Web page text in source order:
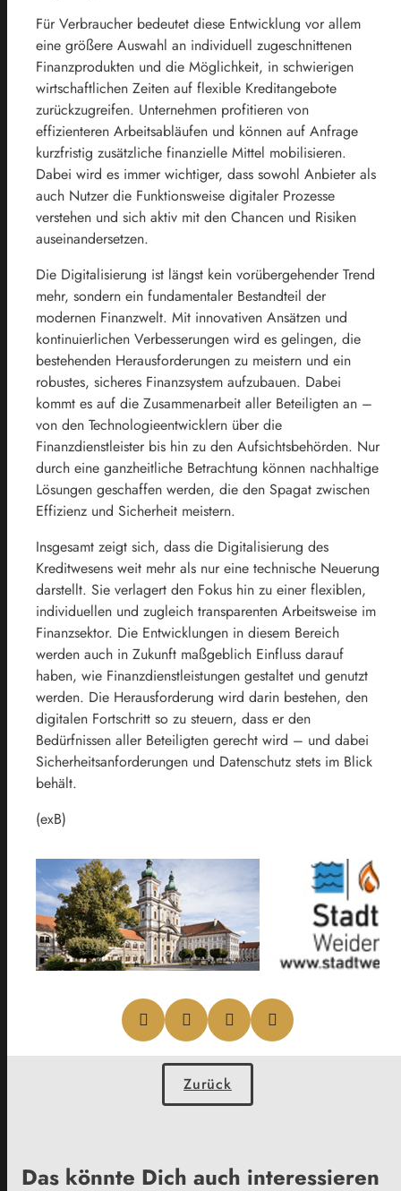
Für Verbraucher bedeutet diese Entwicklung vor allem
eine größere Auswahl an individuell zugeschnittenen
Finanzprodukten und die Möglichkeit, in schwierigen
wirtschaftlichen Zeiten auf flexible Kreditangebote
zurückzugreifen. Unternehmen profitieren von
effizienteren Arbeitsabläufen und können auf Anfrage
kurzfristig zusätzliche finanzielle Mittel mobilisieren.
Dabei wird es immer wichtiger, dass sowohl Anbieter als
auch Nutzer die Funktionsweise digitaler Prozesse
verstehen und sich aktiv mit den Chancen und Risiken
auseinandersetzen.
Die Digitalisierung ist längst kein vorübergehender Trend
mehr, sondern ein fundamentaler Bestandteil der
modernen Finanzwelt. Mit innovativen Ansätzen und
kontinuierlichen Verbesserungen wird es gelingen, die
bestehenden Herausforderungen zu meistern und ein
robustes, sicheres Finanzsystem aufzubauen. Dabei
kommt es auf die Zusammenarbeit aller Beteiligten an –
von den Technologieentwicklern über die
Finanzdienstleister bis hin zu den Aufsichtsbehörden. Nur
durch eine ganzheitliche Betrachtung können nachhaltige
Lösungen geschaffen werden, die den Spagat zwischen
Effizienz und Sicherheit meistern.
Insgesamt zeigt sich, dass die Digitalisierung des
Kreditwesens weit mehr als nur eine technische Neuerung
darstellt. Sie verlagert den Fokus hin zu einer flexiblen,
individuellen und zugleich transparenten Arbeitsweise im
Finanzsektor. Die Entwicklungen in diesem Bereich
werden auch in Zukunft maßgeblich Einfluss darauf
haben, wie Finanzdienstleistungen gestaltet und genutzt
werden. Die Herausforderung wird darin bestehen, den
digitalen Fortschritt so zu steuern, dass er den
Bedürfnissen aller Beteiligten gerecht wird – und dabei
Sicherheitsanforderungen und Datenschutz stets im Blick
behält.
(exB)
Zurück
Das könnte Dich auch interessieren